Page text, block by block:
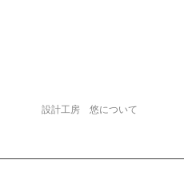
設計工房 悠について